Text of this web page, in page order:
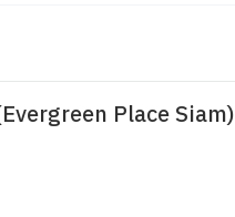
Place Siam)